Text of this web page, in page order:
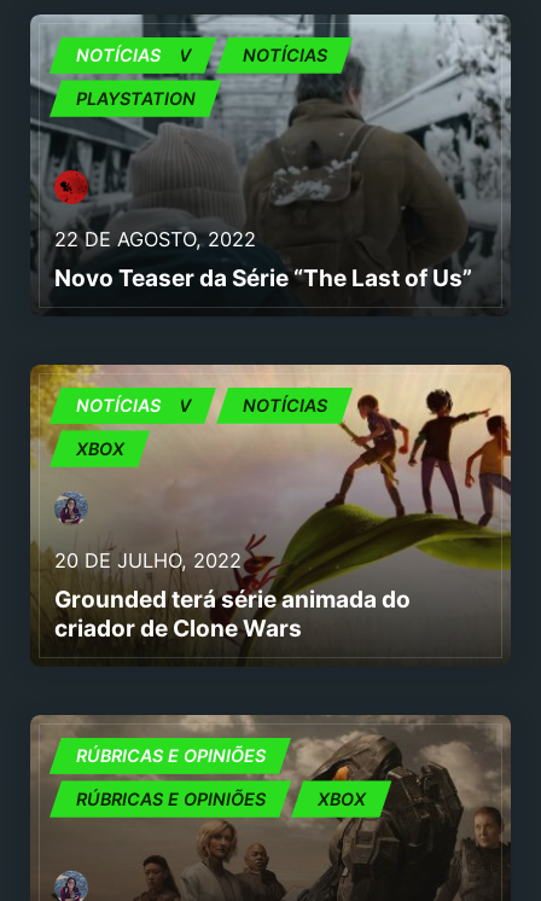
CINEMA E TV NOTÍCIAS
PLAYSTATION
22 DE AGOSTO, 2022
Novo Teaser da Série “The Last of Us”
NOTÍCIAS
CINEMA E TV NOTÍCIAS
XBOX
20 DE JULHO, 2022
Grounded terá série animada do
criador de Clone Wars
NOTÍCIAS
CINEMA E TV
RÚBRICAS E OPINIÕES XBOX
RÚBRICAS E OPINIÕES